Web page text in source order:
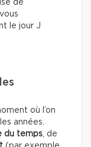
de
le jour J
où l’on
années.
du temps, de